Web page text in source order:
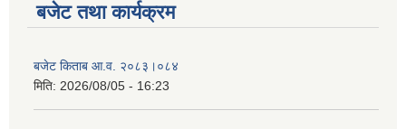
बजेट तथा कार्यक्रम
बजेट किताब आ.व. २०८३।०८४
मिति: 2026/08/05 - 16:23